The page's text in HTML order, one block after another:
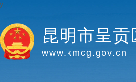
y
昆明市呈
www.kmcg.gov.cn